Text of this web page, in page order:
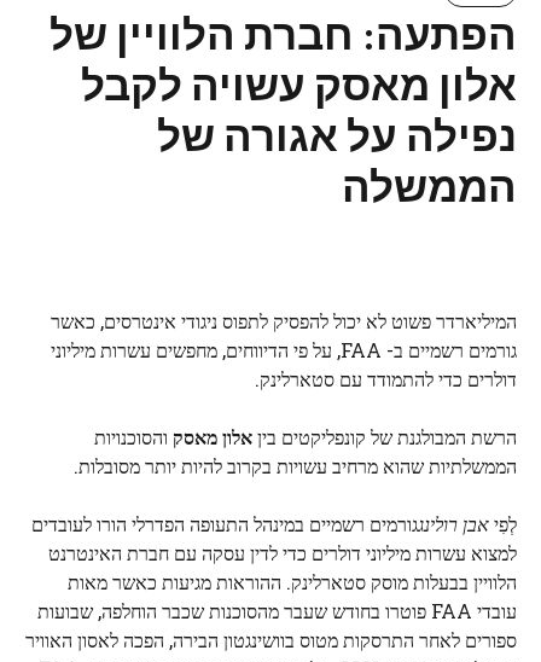
הפתעה: חברת הלוויין של
אלון מאסק עשויה לקבל
נפילה על אגורה של
הממשלה
המיליארדר פשוט לא יכול להפסיק לתפוס ניגודי אינטרסים, כאשר
גורמים רשמיים ב- FAA, על פי הדיווחים, מחפשים עשרות מיליוני
דולרים כדי להתמודד עם סטארלינק.
הרשת המבולגנת של קונפליקטים ביןאלון מאסק והסוכנויות
הממשלתיות שהוא מרחיב עשויות בקרוב להיות יותר מסובלות.
לְפִיאבן רולינגגורמים רשמיים במינהל התעופה הפדרלי הורו לעובדים
למצוא עשרות מיליוני דולרים כדי לדין עסקה עם חברת האינטרנט
הלוויין בבעלות מוסק סטארלינק. ההוראות מגיעות כאשר מאות
עובדי FAA פוטרו בחודש שעבר מהסוכנות שכבר הוחלפה, שבועות
ספורים לאחר התרסקות מטוס בוושינגטון הבירה, הפכה לאסון האוויר